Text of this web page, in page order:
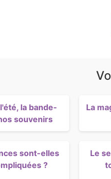
la bande-
souvenirs
La
sont-elles
?
Le